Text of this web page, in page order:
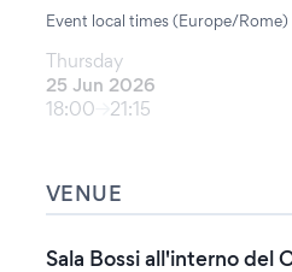
Event local times (Europe/Rome)
Thursday
25 Jun 2026
18:00
21:15
VENUE
Sala Bossi all'interno del